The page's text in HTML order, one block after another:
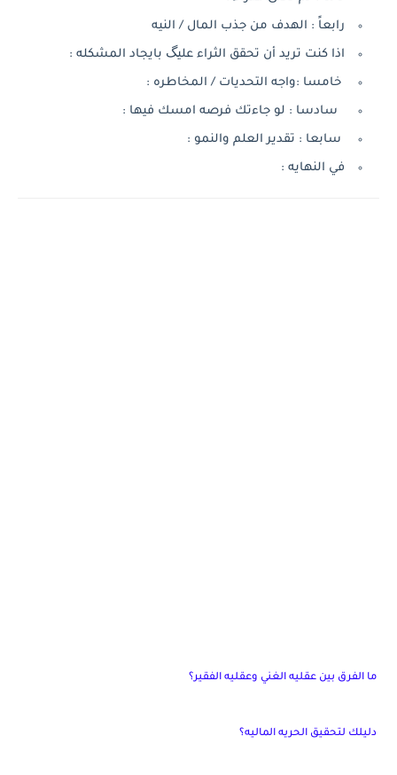
رابعاً : الهدف من جذب المال / النيه
اذا كنت تريد أن تحقق الثراء عليگ بايجاد المشكله :
خامسا :واجه التحديات / المخاطره :
سادسا : لو جاءتك فرصه امسك فيها :
سابعا : تقدير العلم والنمو :
في النهايه :
ما الفرق بين عقليه الغني وعقليه الفقير؟
دليلك لتحقيق الحريه الماليه؟